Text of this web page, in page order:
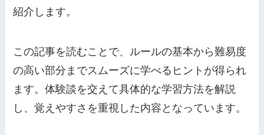
紹介します。
この記事を読むことで、ルールの基本から難易度
の高い部分までスムーズに学べるヒントが得られ
ます。体験談を交えて具体的な学習方法を解説
し、覚えやすさを重視した内容となっています。